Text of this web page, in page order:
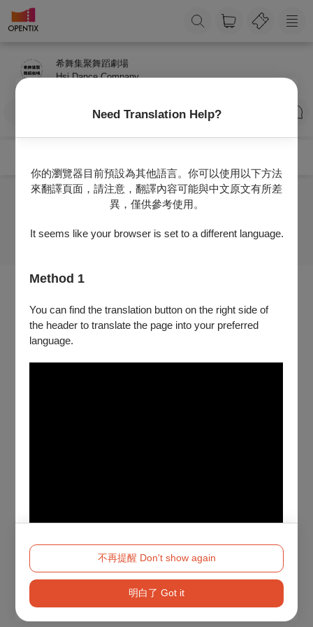
Need Translation Help?
你的瀏覽器目前預設為其他語言。你可以使用以下方法
來翻譯頁面，請注意，翻譯內容可能與中文原文有所差
異，僅供參考使用。
It seems like your browser is set to a different language.
Method 1
You can find the translation button on the right side of
the header to translate the page into your preferred
language.
Method 2
不再提醒 Don't show again
明白了 Got it
希舞集聚舞蹈劇場
Hsi Dance Company
訂閱